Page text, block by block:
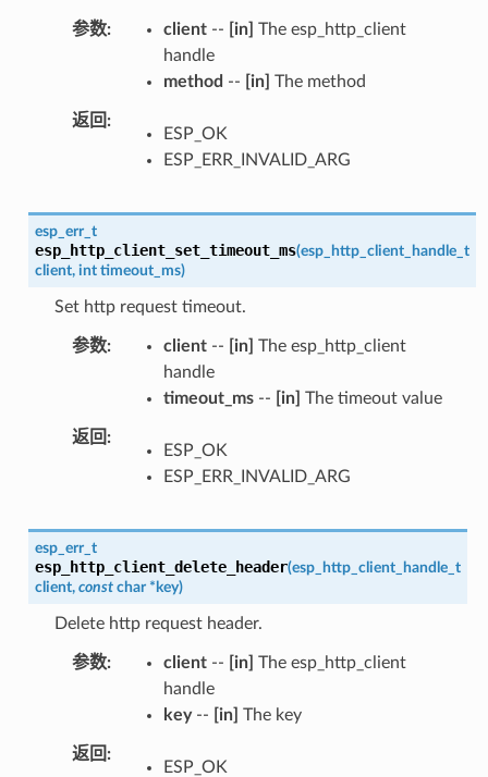
参数 client-- [in] The esp_http_client
handle
method -- [in] The method
返回
ESP_OK
ESP_ERR_INVALID_ARG
esp_err_t
esp_http_client_set_timeout_ms(esp_http_client_handle_t
client, int timeout_ms)
Set http request timeout.
参数 client-- [in] The esp_http_client
handle
timeout_ms-- [in] The timeout value
返回
ESP_OK
ESP_ERR_INVALID_ARG
esp_err_t
esp_http_client_delete_header(esp_http_client_handle_t
client, const char * key)
Delete http request header.
参数 client-- [in] The esp_http_client
handle
key-- [in] The key
返回
ESP_OK